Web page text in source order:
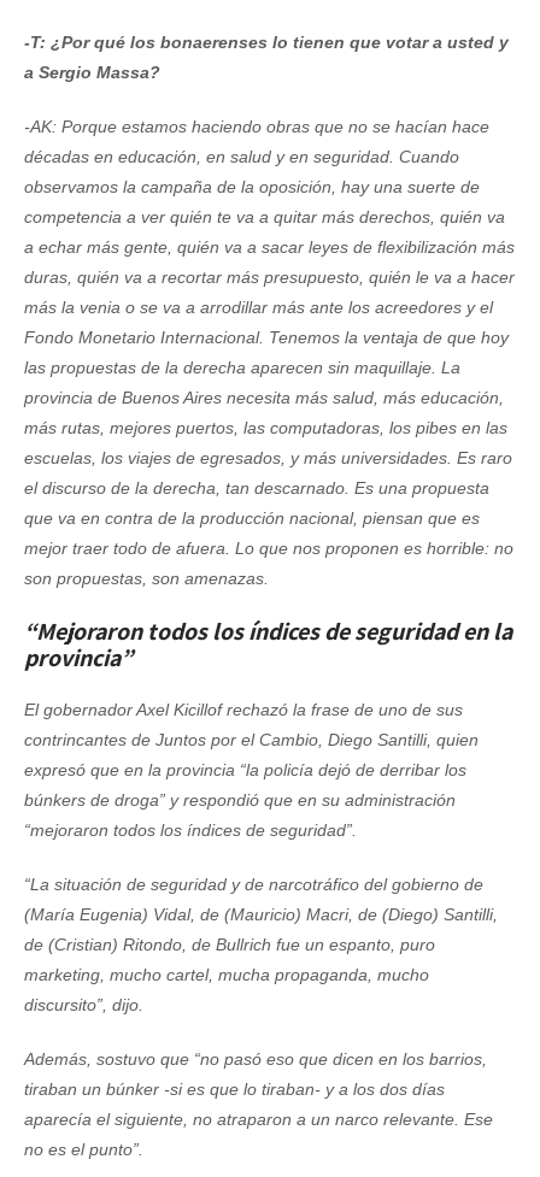
-T: ¿Por qué los bonaerenses lo tienen que votar a usted y
a Sergio Massa?
-AK: Porque estamos haciendo obras que no se hacían hace
décadas en educación, en salud y en seguridad. Cuando
observamos la campaña de la oposición, hay una suerte de
competencia a ver quién te va a quitar más derechos, quién va
a echar más gente, quién va a sacar leyes de flexibilización más
duras, quién va a recortar más presupuesto, quién le va a hacer
más la venia o se va a arrodillar más ante los acreedores y el
Fondo Monetario Internacional. Tenemos la ventaja de que hoy
las propuestas de la derecha aparecen sin maquillaje. La
provincia de Buenos Aires necesita más salud, más educación,
más rutas, mejores puertos, las computadoras, los pibes en las
escuelas, los viajes de egresados, y más universidades. Es raro
el discurso de la derecha, tan descarnado. Es una propuesta
que va en contra de la producción nacional, piensan que es
mejor traer todo de afuera. Lo que nos proponen es horrible: no
son propuestas, son amenazas.
“Mejoraron todos los índices de seguridad en la
provincia”
El gobernador Axel Kicillof rechazó la frase de uno de sus
contrincantes de Juntos por el Cambio, Diego Santilli, quien
expresó que en la provincia “la policía dejó de derribar los
búnkers de droga” y respondió que en su administración
“mejoraron todos los índices de seguridad”.
“La situación de seguridad y de narcotráfico del gobierno de
(María Eugenia) Vidal, de (Mauricio) Macri, de (Diego) Santilli,
de (Cristian) Ritondo, de Bullrich fue un espanto, puro
marketing, mucho cartel, mucha propaganda, mucho
discursito”, dijo.
Además, sostuvo que “no pasó eso que dicen en los barrios,
tiraban un búnker -si es que lo tiraban- y a los dos días
aparecía el siguiente, no atraparon a un narco relevante. Ese
no es el punto”.